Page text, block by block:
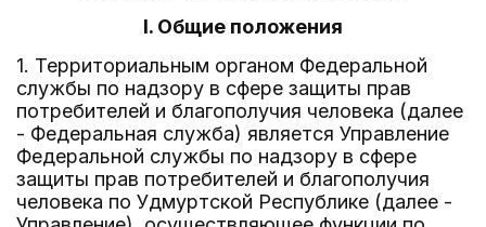
I. Общие положения
1. Территориальным органом Федеральной
службы по надзору в сфере защиты прав
потребителей и благополучия человека (далее
- Федеральная служба) является Управление
Федеральной службы по надзору в сфере
защиты прав потребителей и благополучия
человека по Удмуртской Республике (далее -